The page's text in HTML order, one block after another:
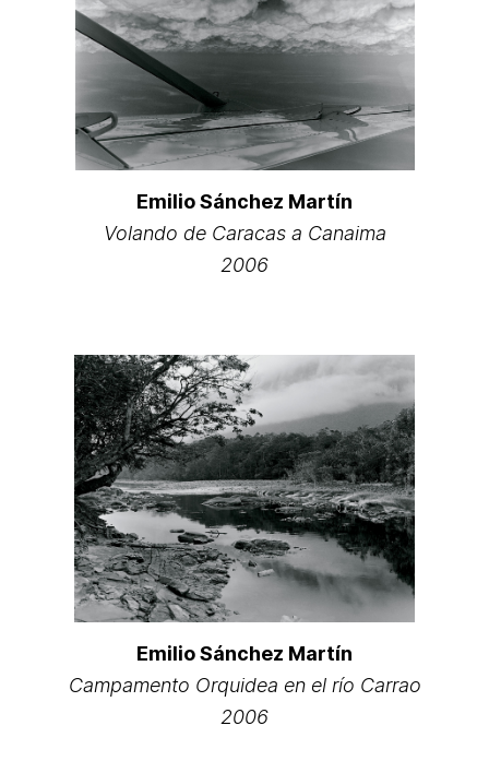
Emilio Sánchez Martín
Volando de Caracas a Canaima
2006
Emilio Sánchez Martín
Campamento Orquidea en el río Carrao
2006